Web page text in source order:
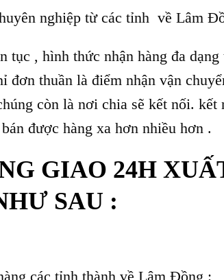
nghiệp từ các tỉnh về Lâm
tục , hình thức nhận hàng đa dạng
đơn thuần là điểm nhận vận
còn là nơi chia sẽ kết nối. kết
được hàng xa hơn nhiều hơn .
GIAO 24H
SAU :
các tỉnh thành về Lâm Đồng :